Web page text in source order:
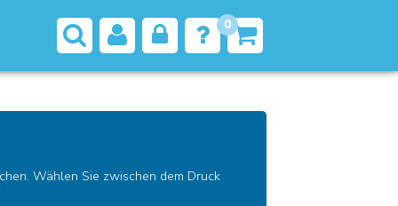
0
Wählen Sie zwischen dem Druck